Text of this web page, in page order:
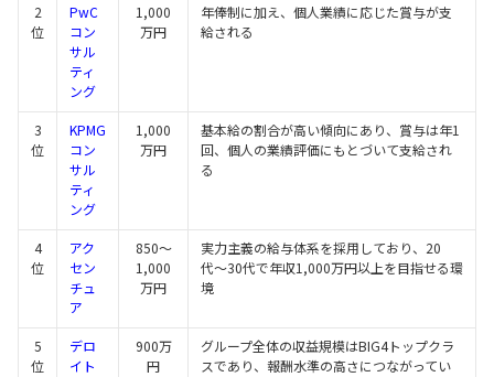
2
位
PwC
コン
サル
ティ
ング
1,000
万円
年俸制に加え、個人業績に応じた賞与が支
給される
3
位
KPMG
コン
サル
ティ
ング
1,000
万円
基本給の割合が高い傾向にあり、賞与は年1
回、個人の業績評価にもとづいて支給され
る
4
位
アク
セン
チュ
ア
850〜
1,000
万円
実力主義の給与体系を採用しており、20
代〜30代で年収1,000万円以上を目指せる環
境
5
位
デロ
イト
900万
円
グループ全体の収益規模はBIG4トップクラ
スであり、報酬水準の高さにつながってい